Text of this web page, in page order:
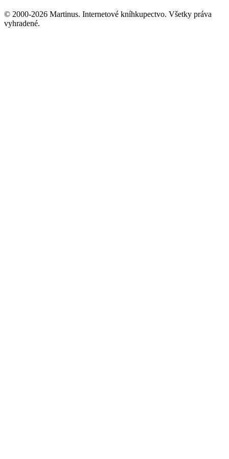
© 2000-2026 Martinus. Internetové kníhkupectvo. Všetky práva
vyhradené.